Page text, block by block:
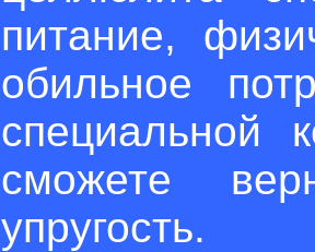
питание,
обильное
специальной
сможете
упругость.